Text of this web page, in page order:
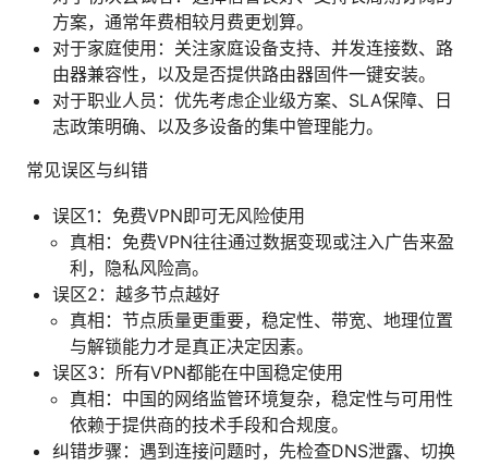
方案，通常年费相较月费更划算。
对于家庭使用：关注家庭设备支持、并发连接数、路
由器兼容性，以及是否提供路由器固件一键安装。
对于职业人员：优先考虑企业级方案、SLA保障、日
志政策明确、以及多设备的集中管理能力。
常见误区与纠错
误区1：免费VPN即可无风险使用
真相：免费VPN往往通过数据变现或注入广告来盈
利，隐私风险高。
误区2：越多节点越好
真相：节点质量更重要，稳定性、带宽、地理位置
与解锁能力才是真正决定因素。
误区3：所有VPN都能在中国稳定使用
真相：中国的网络监管环境复杂，稳定性与可用性
依赖于提供商的技术手段和合规度。
纠错步骤：遇到连接问题时，先检查DNS泄露、切换